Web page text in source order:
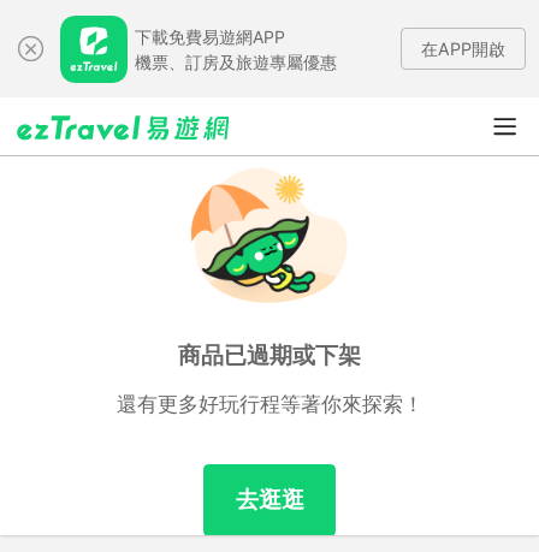
下載免費易遊網APP
機票、訂房及旅遊專屬優惠
在APP開啟
商品已過期或下架
還有更多好玩行程等著你來探索！
去逛逛